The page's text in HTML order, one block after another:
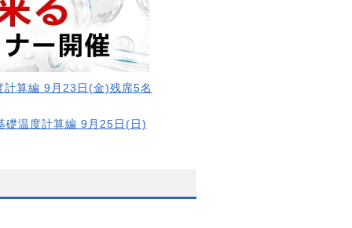
計算編 9月23日(金)残席5名
礎温度計算編 9月25日(日)